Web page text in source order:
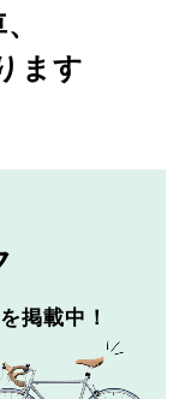
ます
掲載中！